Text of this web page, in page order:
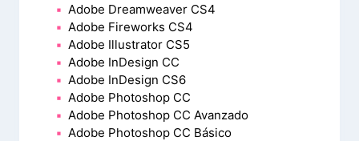
Adobe Dreamweaver CS4
Adobe Fireworks CS4
Adobe Illustrator CS5
Adobe InDesign CC
Adobe InDesign CS6
Adobe Photoshop CC
Adobe Photoshop CC Avanzado
Adobe Photoshop CC Básico